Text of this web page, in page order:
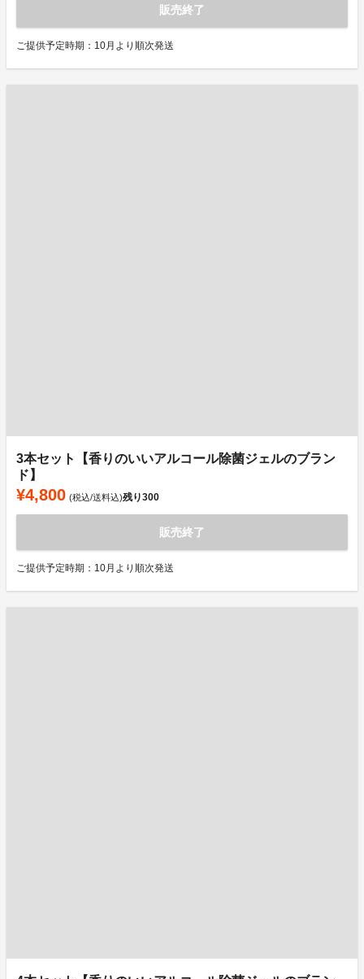
販売終了
ご提供予定時期：10月より順次発送
3本セット【香りのいいアルコール除菌ジェルのブラン
ド】
¥4,800 (税込/送料込)残り300
販売終了
ご提供予定時期：10月より順次発送